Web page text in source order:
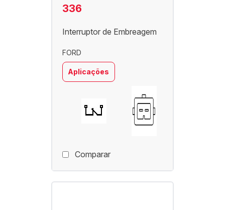
336
Interruptor de Embreagem
FORD
Aplicações
Comparar